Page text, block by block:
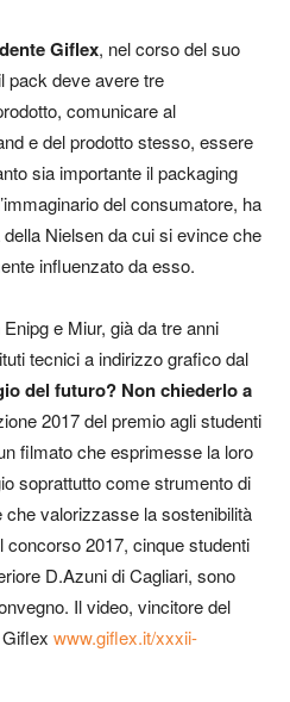
Giflex, nel corso del suo
pack deve avere tre
comunicare al
e del prodotto stesso, essere
sia importante il packaging
del consumatore, ha
Nielsen da cui si evince che
influenzato da esso.
e Miur, già da tre anni
tecnici a indirizzo grafico dal
del futuro? Non chiederlo a
2017 del premio agli studenti
filmato che esprimesse la loro
soprattutto come strumento di
che valorizzasse la sostenibilità
concorso 2017, cinque studenti
D.Azuni di Cagliari, sono
Il video, vincitore del
www.giflex.it/xxxii-